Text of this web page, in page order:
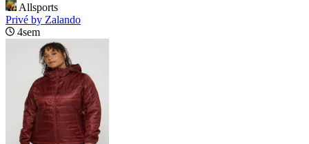
Allsports
Privé by Zalando
4sem